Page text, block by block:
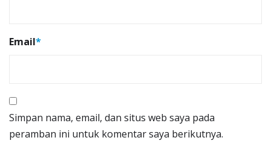
Email*
Simpan nama, email, dan situs web saya pada
peramban ini untuk komentar saya berikutnya.